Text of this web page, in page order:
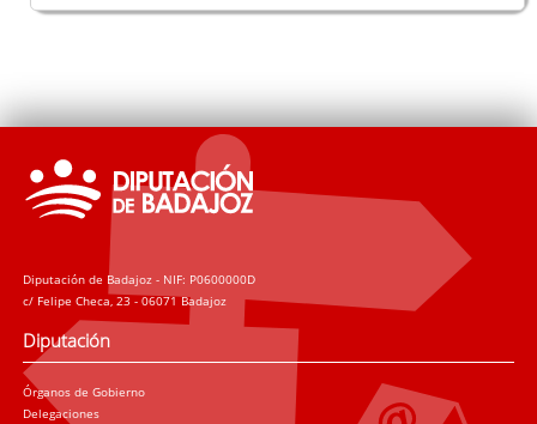
Diputación de Badajoz - NIF: P0600000D
c/ Felipe Checa, 23 - 06071 Badajoz
Diputación
Órganos de Gobierno
Delegaciones